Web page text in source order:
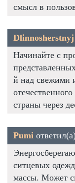
смысл в
Dlinnosherstnyj
Начинайте с
й над свежими
страны через
Pumi
ситцевых
массы. Может